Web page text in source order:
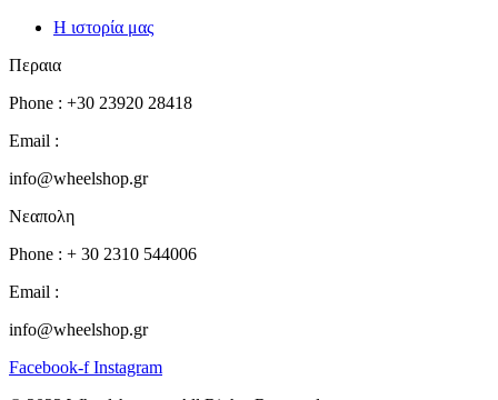
Η ιστορία μας
Περαια
Phone : +30 23920 28418
Email :
info@wheelshop.gr
Νεαπολη
Phone : + 30 2310 544006
Email :
info@wheelshop.gr
Facebook-f Instagram